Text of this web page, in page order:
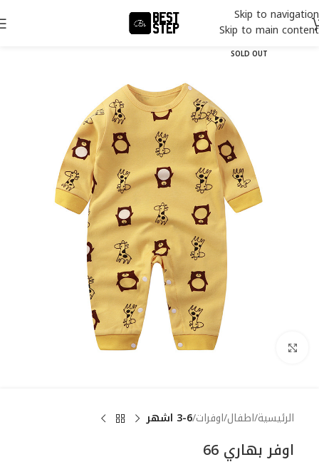
Skip to navigation
Skip to main content
SOLD OUT
Click to enlarge
الرئيسية اطفال اوفرات 3-6 اشهر
اوفر بهاري 66